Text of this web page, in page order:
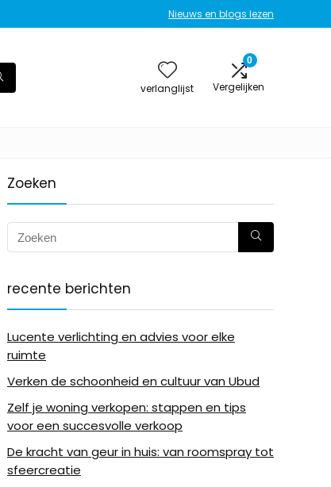
Nieuws en blogs lezen
verlanglijst
0
Vergelijken
Zoeken
recente berichten
Lucente verlichting en advies voor elke
ruimte
Verken de schoonheid en cultuur van Ubud
Zelf je woning verkopen: stappen en tips
voor een succesvolle verkoop
De kracht van geur in huis: van roomspray tot
sfeercreatie